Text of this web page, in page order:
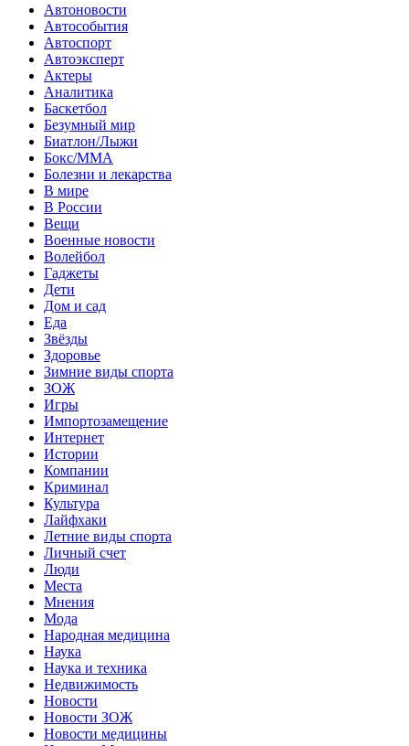
Автоновости
Автособытия
Автоспорт
Автоэксперт
Актеры
Аналитика
Баскетбол
Безумный мир
Биатлон/Лыжи
Бокс/MMA
Болезни и лекарства
В мире
В России
Вещи
Военные новости
Волейбол
Гаджеты
Дети
Дом и сад
Еда
Звёзды
Здоровье
Зимние виды спорта
ЗОЖ
Игры
Импортозамещение
Интернет
Истории
Компании
Криминал
Культура
Лайфхаки
Летние виды спорта
Личный счет
Люди
Места
Мнения
Мода
Народная медицина
Наука
Наука и техника
Недвижимость
Новости
Новости ЗОЖ
Новости медицины